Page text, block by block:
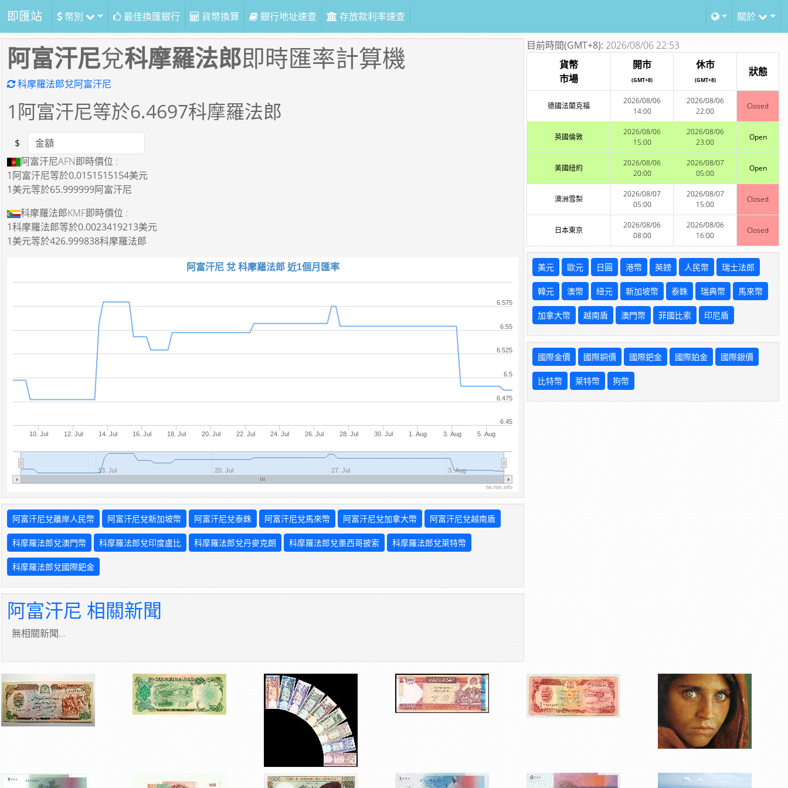
即匯站 幣別 最佳換匯銀行 貨幣換算 銀行地址速查 存放款利率速查 關於
阿富汗尼兌科摩羅法郎即時匯率計算機
科摩羅法郎兌阿富汗尼
1阿富汗尼等於6.4697科摩羅法郎
Amount
$
阿富汗尼AFN即時價位 :
1阿富汗尼等於0.0151515154美元
1美元等於65.999999阿富汗尼
科摩羅法郎KMF即時價位 :
1科摩羅法郎等於0.0023419213美元
1美元等於426.999838科摩羅法郎
阿富汗尼 兌 科摩羅法郎 近1個月匯率
10. Jul 12. Jul 14. Jul 16. Jul 18. Jul 20. Jul 22. Jul 24. Jul 26. Jul 28. Jul 30. Jul 1. Aug 3. Aug 5. Aug
13. Jul 20. Jul 27. Jul 3. Aug
6.45
6.475
6.5
6.525
6.55
6.575
tw.rter.info
阿富汗尼兌離岸人民幣 阿富汗尼兌新加坡幣 阿富汗尼兌泰銖 阿富汗尼兌馬來幣 阿富汗尼兌加拿大幣 阿富汗尼兌越南盾
科摩羅法郎兌澳門幣 科摩羅法郎兌印度盧比 科摩羅法郎兌丹麥克朗 科摩羅法郎兌墨西哥披索 科摩羅法郎兌萊特幣
科摩羅法郎兌國際鈀金
阿富汗尼 相關新聞
無相關新聞...
目前時間(GMT+8): 2026/08/06 22:53
貨幣
市場
開市
(GMT+8)
休市
(GMT+8)
狀態
德國法蘭克福
2026/08/06
14:00
2026/08/06
22:00
Closed
英國倫敦
2026/08/06
15:00
2026/08/06
23:00
Open
美國紐約
2026/08/06
20:00
2026/08/07
05:00
Open
澳洲雪梨
2026/08/07
05:00
2026/08/07
15:00
Closed
日本東京
2026/08/06
08:00
2026/08/06
16:00
Closed
美元 歐元 日圓 港幣 英鎊 人民幣 瑞士法郎
韓元 澳幣 紐元 新加坡幣 泰銖 瑞典幣 馬來幣
加拿大幣 越南盾 澳門幣 菲國比索 印尼盾
國際金價 國際銅價 國際鈀金 國際鉑金 國際銀價
比特幣 萊特幣 狗幣